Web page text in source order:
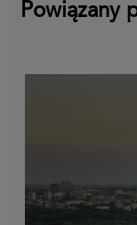
Powiązany